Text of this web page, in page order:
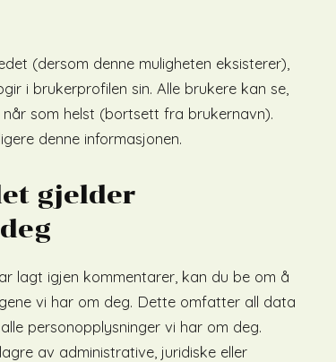
(dersom denne muligheten eksisterer),
i brukerprofilen sin. Alle brukere kan se,
som helst (bortsett fra brukernavn).
denne informasjonen.
gjelder
lagt igjen kommentarer, kan du be om å
vi har om deg. Dette omfatter all data
personopplysninger vi har om deg.
av administrative, juridiske eller